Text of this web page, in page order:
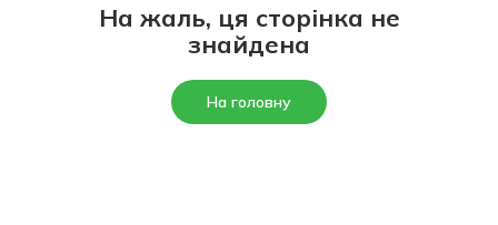
На жаль, ця сторінка не
знайдена
На головну